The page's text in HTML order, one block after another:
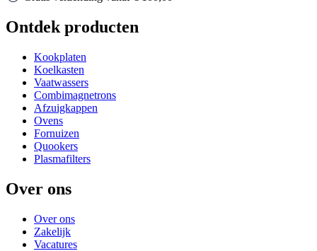
Ontdek producten
Kookplaten
Koelkasten
Vaatwassers
Combimagnetrons
Afzuigkappen
Ovens
Fornuizen
Quookers
Plasmafilters
Over ons
Over ons
Zakelijk
Vacatures